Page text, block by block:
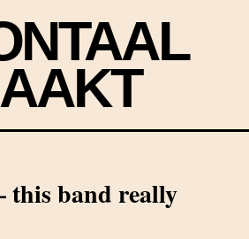
this band really